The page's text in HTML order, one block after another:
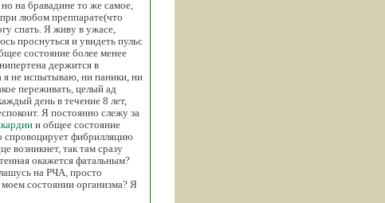
на бравадине то же самое,
любом преппарате(что
спать. Я живу в ужасе,
проснуться и увидеть пульс
состояние более менее
держится в
я не испытываю, ни паники, ни
переживать, целый ад
день в течение 8 лет,
Я постоянно слежу за
и общее состояние
спровоцирует фибрилляцию
возникнет, так там сразу
окажется фатальным?
на РЧА, просто
состоянии организма? Я